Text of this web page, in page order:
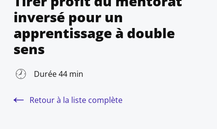
inversé pour un
apprentissage à double
sens
Durée 44 min
Retour à la liste complète